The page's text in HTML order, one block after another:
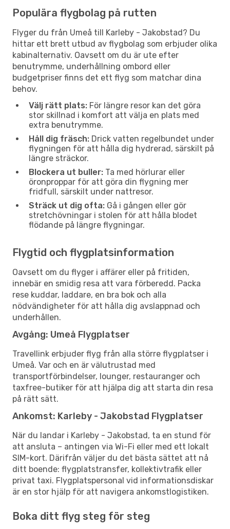
Populära flygbolag på rutten
Flyger du från Umeå till Karleby - Jakobstad? Du
hittar ett brett utbud av flygbolag som erbjuder olika
kabinalternativ. Oavsett om du är ute efter
benutrymme, underhållning ombord eller
budgetpriser finns det ett flyg som matchar dina
behov.
Välj rätt plats: För längre resor kan det göra
stor skillnad i komfort att välja en plats med
extra benutrymme.
Håll dig fräsch: Drick vatten regelbundet under
flygningen för att hålla dig hydrerad, särskilt på
längre sträckor.
Blockera ut buller: Ta med hörlurar eller
öronproppar för att göra din flygning mer
fridfull, särskilt under nattresor.
Sträck ut dig ofta: Gå i gången eller gör
stretchövningar i stolen för att hålla blodet
flödande på längre flygningar.
Flygtid och flygplatsinformation
Oavsett om du flyger i affärer eller på fritiden,
innebär en smidig resa att vara förberedd. Packa
rese kuddar, laddare, en bra bok och alla
nödvändigheter för att hålla dig avslappnad och
underhållen.
Avgång: Umeå Flygplatser
Travellink erbjuder flyg från alla större flygplatser i
Umeå. Var och en är välutrustad med
transportförbindelser, lounger, restauranger och
taxfree-butiker för att hjälpa dig att starta din resa
på rätt sätt.
Ankomst: Karleby - Jakobstad Flygplatser
När du landar i Karleby - Jakobstad, ta en stund för
att ansluta – antingen via Wi-Fi eller med ett lokalt
SIM-kort. Därifrån väljer du det bästa sättet att nå
ditt boende: flygplatstransfer, kollektivtrafik eller
privat taxi. Flygplatspersonal vid informationsdiskar
är en stor hjälp för att navigera ankomstlogistiken.
Boka ditt flyg steg för steg